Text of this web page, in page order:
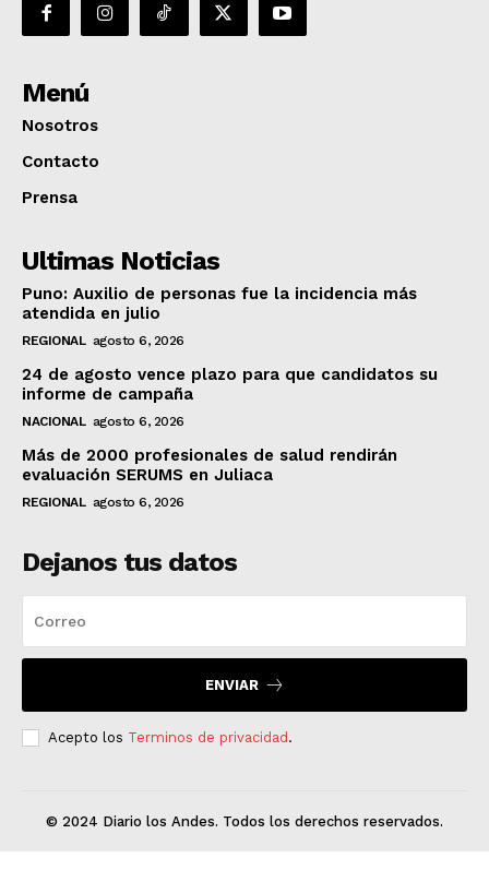
Menú
Nosotros
Contacto
Prensa
Ultimas Noticias
Puno: Auxilio de personas fue la incidencia más
atendida en julio
REGIONAL agosto 6, 2026
24 de agosto vence plazo para que candidatos su
informe de campaña
NACIONAL agosto 6, 2026
Más de 2000 profesionales de salud rendirán
evaluación SERUMS en Juliaca
REGIONAL agosto 6, 2026
Dejanos tus datos
ENVIAR
Acepto los Terminos de privacidad .
© 2024 Diario los Andes. Todos los derechos reservados.